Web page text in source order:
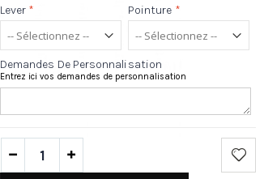
Lever * Pointure *
Demandes De Personnalisation
Entrez ici vos demandes de personnalisation